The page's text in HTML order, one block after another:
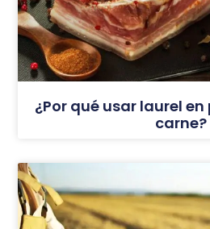
¿Por qué usar laurel
carne?